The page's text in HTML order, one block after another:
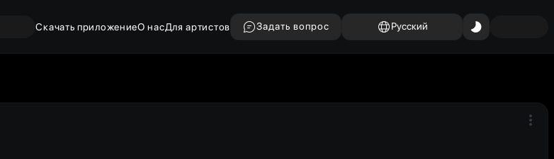
Скачать приложениеО насДля артистов Задать вопрос Русский